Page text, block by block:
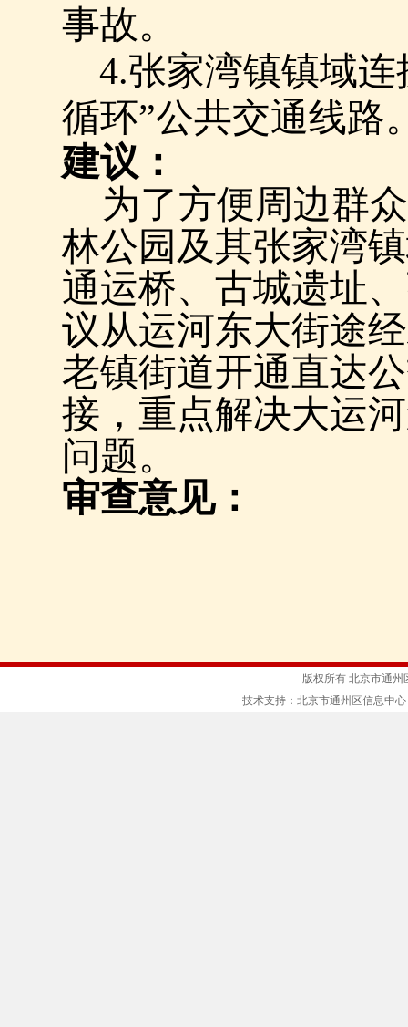
事故。
4.张家湾镇镇域连
循环”公共交通线路
建议：
为了方便周边群
林公园及其张家湾
通运桥、古城遗址
议从运河东大街途
老镇街道开通直达
接，重点解决大运
问题。
审查意见：
版权所有 北京市通州
技术支持：北京市通州区信息中心